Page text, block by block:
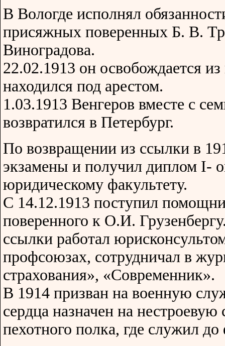
В Вологде исполнял
присяжных поверенных Б. В.
Виноградова.
22.02.1913 он освобождается
находился под арестом.
1.03.1913 Венгеров вместе с
возвратился в Петербург.
По возвращении из ссылки в
экзамены и получил диплом I-
юридическому факультету.
С 14.12.1913 поступил
поверенного к О.И.
ссылки работал
профсоюзах, сотрудничал в
страхования», «Современник».
В 1914 призван на военную
сердца назначен на
пехотного полка, где служил